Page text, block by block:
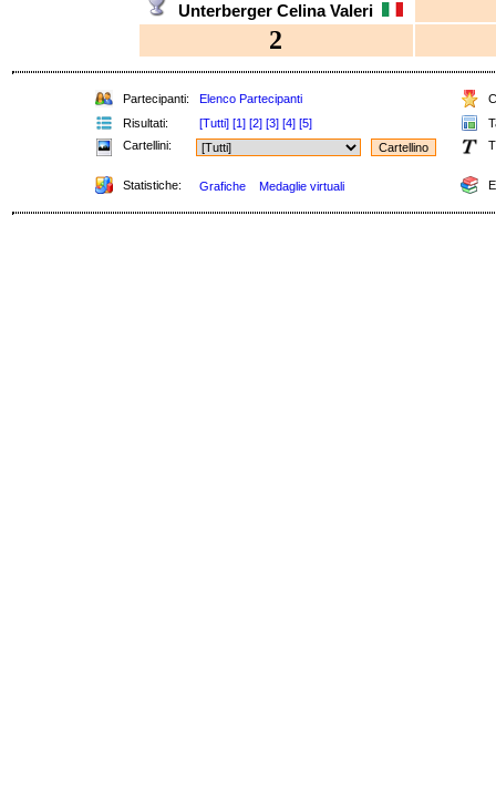
Unterberger Celina Valeri
2
Partecipanti: Elenco Partecipanti
Risultati:
[Tutti] [1] [2] [3] [4] [5]
Cartellini:
Statistiche: Grafiche Medaglie virtuali